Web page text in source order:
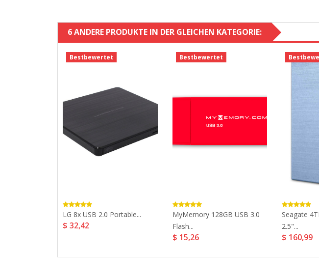
6 ANDERE PRODUKTE IN DER GLEICHEN KATEGORIE:
Bestbewertet
LG 8x USB 2.0 Portable...
$ 32,42
Bestbewertet
MyMemory 128GB USB 3.0
Flash...
$ 15,26
Seagate
2.5"...
$ 160,99